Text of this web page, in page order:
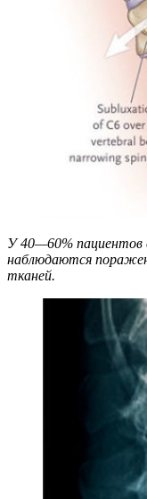
У 40—60% пациентов
наблюдаются
тканей.